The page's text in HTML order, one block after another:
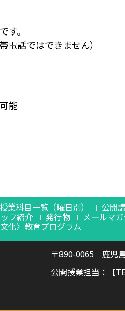
。
話ではできません）
能
授業科目一覧（曜日別） 公開
フ紹介 発行物 メールマ
化〉教育プログラム
〒890-0065 鹿児
公開授業担当：【